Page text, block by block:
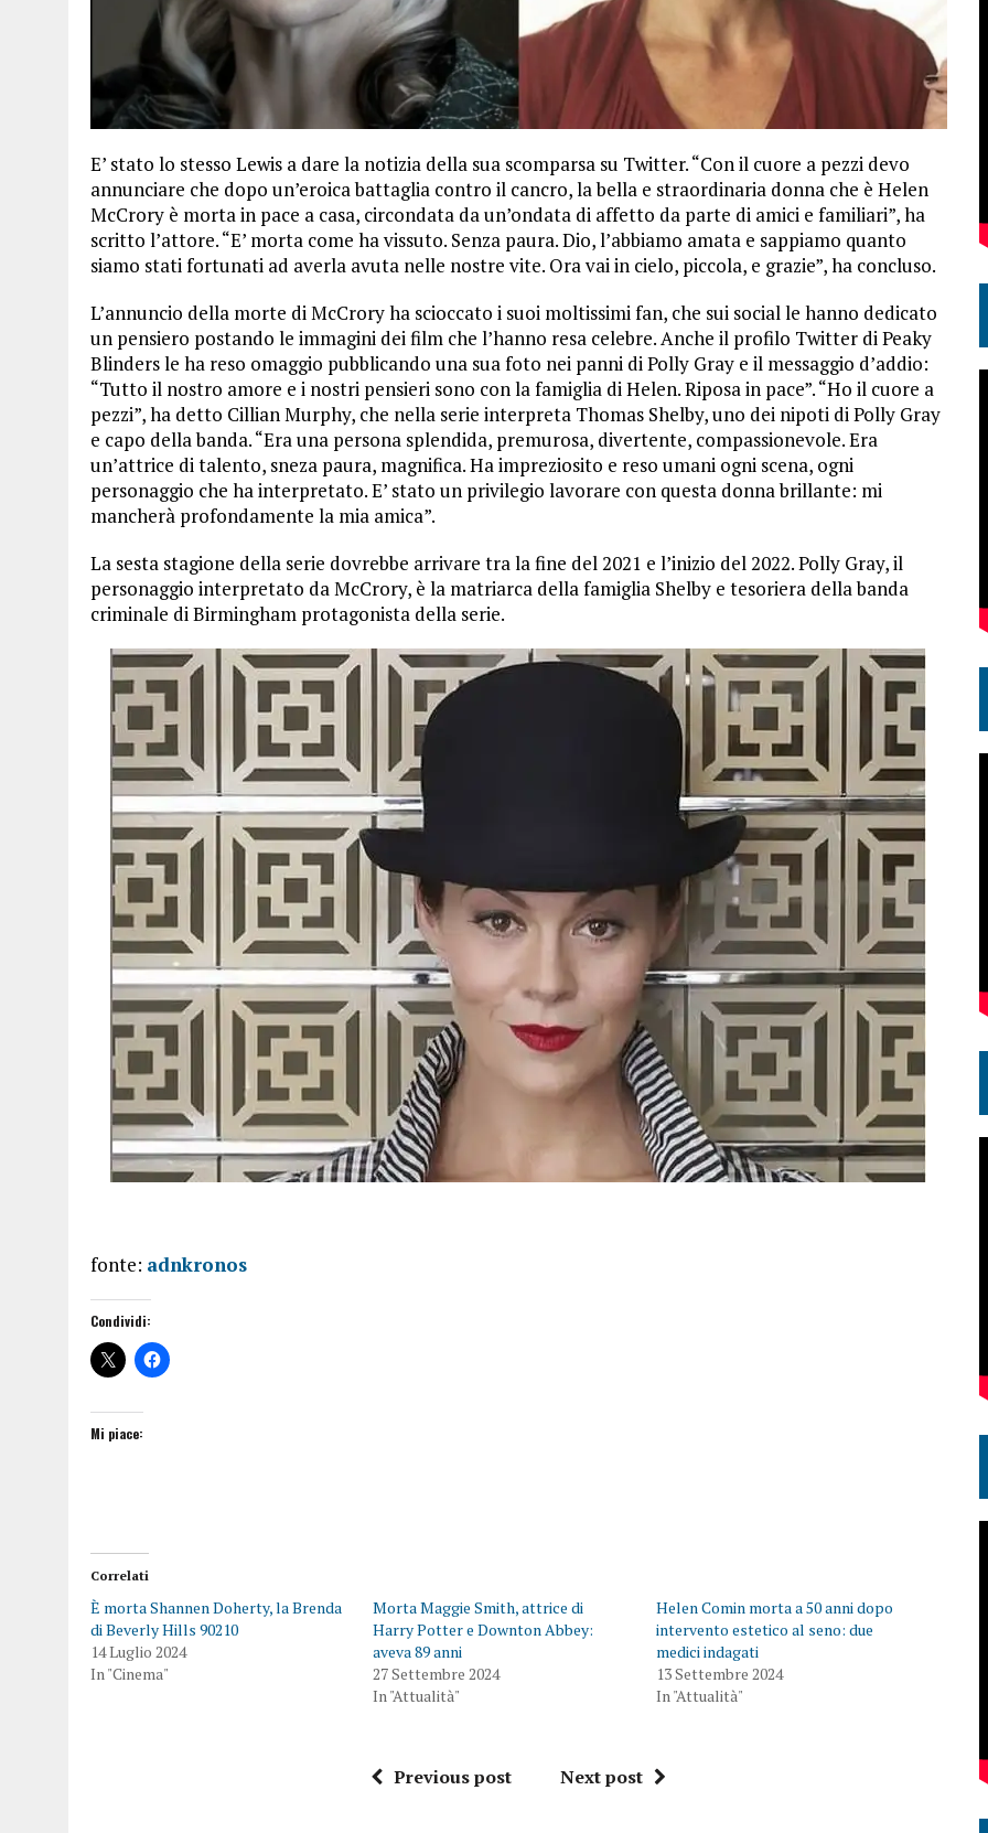
E’ stato lo stesso Lewis a dare la notizia della sua scomparsa su Twitter. “Con il cuore a pezzi devo
annunciare che dopo un’eroica battaglia contro il cancro, la bella e straordinaria donna che è Helen
McCrory è morta in pace a casa, circondata da un’ondata di affetto da parte di amici e familiari”, ha
scritto l’attore. “E’ morta come ha vissuto. Senza paura. Dio, l’abbiamo amata e sappiamo quanto
siamo stati fortunati ad averla avuta nelle nostre vite. Ora vai in cielo, piccola, e grazie”, ha concluso.
L’annuncio della morte di McCrory ha scioccato i suoi moltissimi fan, che sui social le hanno dedicato
un pensiero postando le immagini dei film che l’hanno resa celebre. Anche il profilo Twitter di Peaky
Blinders le ha reso omaggio pubblicando una sua foto nei panni di Polly Gray e il messaggio d’addio:
“Tutto il nostro amore e i nostri pensieri sono con la famiglia di Helen. Riposa in pace”. “Ho il cuore a
pezzi”, ha detto Cillian Murphy, che nella serie interpreta Thomas Shelby, uno dei nipoti di Polly Gray
e capo della banda. “Era una persona splendida, premurosa, divertente, compassionevole. Era
un’attrice di talento, sneza paura, magnifica. Ha impreziosito e reso umani ogni scena, ogni
personaggio che ha interpretato. E’ stato un privilegio lavorare con questa donna brillante: mi
mancherà profondamente la mia amica”.
La sesta stagione della serie dovrebbe arrivare tra la fine del 2021 e l’inizio del 2022. Polly Gray, il
personaggio interpretato da McCrory, è la matriarca della famiglia Shelby e tesoriera della banda
criminale di Birmingham protagonista della serie.
fonte: adnkronos
Condividi:
Mi piace:
Correlati
È morta Shannen Doherty, la Brenda
di Beverly Hills 90210
14 Luglio 2024
In "Cinema"
Morta Maggie Smith, attrice di
Harry Potter e Downton Abbey:
aveva 89 anni
27 Settembre 2024
In "Attualità"
Helen Comin morta a 50 anni dopo
intervento estetico al seno: due
medici indagati
13 Settembre 2024
In "Attualità"
Previous post Next post